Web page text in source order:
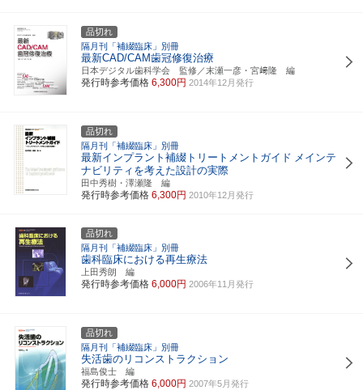
品切れ
隔月刊「補綴臨床」別冊
最新CAD/CAM歯冠修復治療
日本デジタル歯科学会 監修／末瀬一彦・宮﨑隆 編
発行時参考価格 6,300円 2014年12月発行
品切れ
隔月刊「補綴臨床」別冊
最新インプラント補綴トリートメントガイド メインテ
ナビリティを考えた設計の実際
田中秀樹・澤瀬隆 編
発行時参考価格 6,300円 2010年12月発行
品切れ
隔月刊「補綴臨床」別冊
歯科臨床における再生療法
上田秀朗 編
発行時参考価格 6,000円 2006年11月発行
品切れ
隔月刊「補綴臨床」別冊
失活歯のリコンストラクション
福島俊士 編
発行時参考価格 6,000円 2007年5月発行